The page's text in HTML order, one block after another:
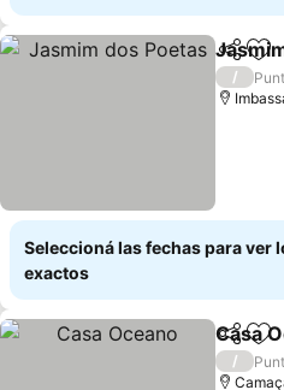
/
Seleccioná las fechas para ver
exactos
Casa
/